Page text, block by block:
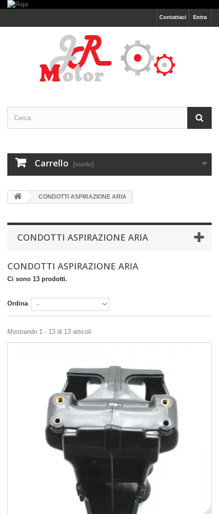
Entra
Contattaci
Carrello (vuoto)
CONDOTTI ASPIRAZIONE ARIA
CONDOTTI ASPIRAZIONE ARIA
CONDOTTI ASPIRAZIONE ARIA
Ci sono 13 prodotti.
Ordina
Mostrando 1 - 13 di 13 articoli